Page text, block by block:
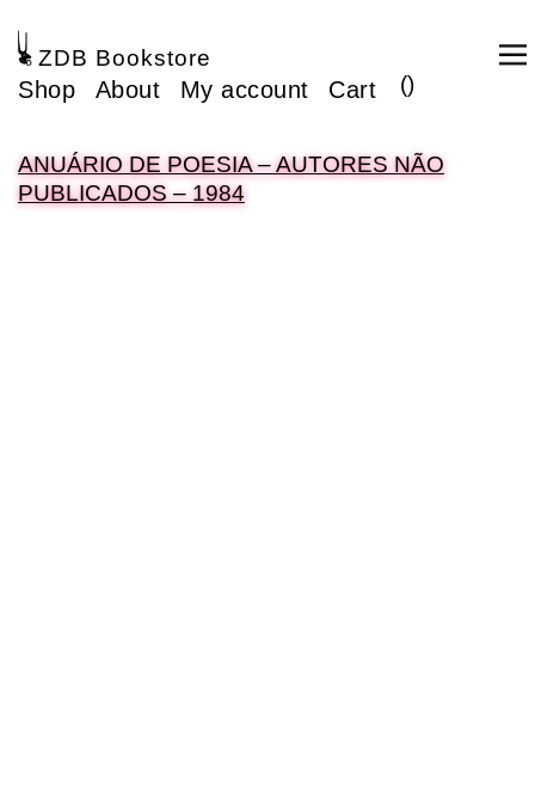
ZDB Bookstore
Shop About My account Cart ()
ANUÁRIO DE POESIA – AUTORES NÃO
PUBLICADOS – 1984